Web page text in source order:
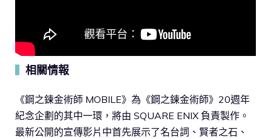
相關情報
《鋼之鍊金術師 MOBILE》為《鋼之鍊金術師》20週年
紀念企劃的其中一環，將由 SQUARE ENIX 負責製作。
最新公開的宣傳影片中首先展示了名台詞、賢者之石、